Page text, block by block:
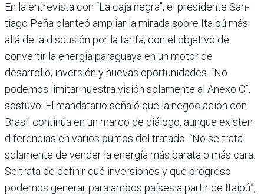
En la entrevista con “La caja negra”, el presidente San­
tiago Peña planteó ampliar la mirada sobre Itaipú más
allá de la discusión por la tarifa, con el objetivo de
convertir la energía paraguaya en un motor de
desarrollo, inver­sión y nuevas oportunidades. “No
podemos limitar nuestra visión solamente al Anexo C”,
sostuvo. El mandatario señaló que la negociación con
Brasil continúa en un marco de diá­logo, aunque existen
diferen­cias en varios puntos del tra­tado. “No se trata
solamente de vender la energía más barata o más cara.
Se trata de definir qué inversiones y qué progreso
podemos generar para ambos países a partir de Itaipú”,